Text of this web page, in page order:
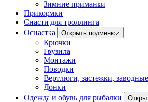
Зимние приманки
Прикормки
Снасти для троллинга
Оснастка
Открыть подменю
Крючки
Грузила
Монтажи
Поводки
Вертлюги, застежки,
Донки
Одежда и обувь для рыбалки